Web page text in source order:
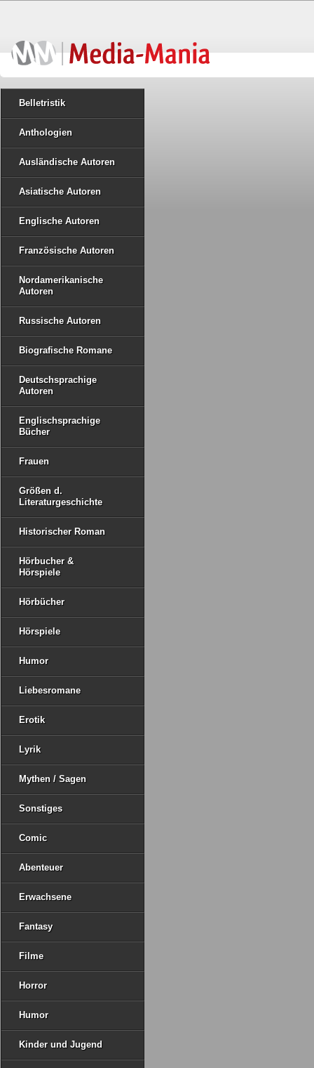
Belletristik
Anthologien
Ausländische Autoren
Asiatische Autoren
Englische Autoren
Französische Autoren
Nordamerikanische
Autoren
Russische Autoren
Biografische Romane
Deutschsprachige
Autoren
Englischsprachige
Bücher
Frauen
Größen d.
Literaturgeschichte
Historischer Roman
Hörbucher &
Hörspiele
Hörbücher
Hörspiele
Humor
Liebesromane
Erotik
Lyrik
Mythen / Sagen
Sonstiges
Comic
Abenteuer
Erwachsene
Fantasy
Filme
Horror
Humor
Kinder und Jugend